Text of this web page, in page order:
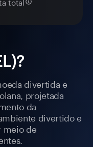
divertida e
projetada
da
divertido e
meio de